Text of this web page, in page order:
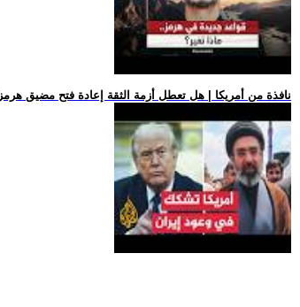
.. نافذة من أمريكا | هل تعطل أزمة الثقة إعادة فتح مضيق